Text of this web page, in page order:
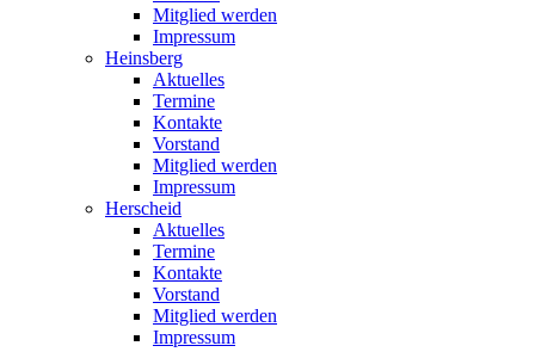
Mitglied werden
Impressum
Heinsberg
Aktuelles
Termine
Kontakte
Vorstand
Mitglied werden
Impressum
Herscheid
Aktuelles
Termine
Kontakte
Vorstand
Mitglied werden
Impressum